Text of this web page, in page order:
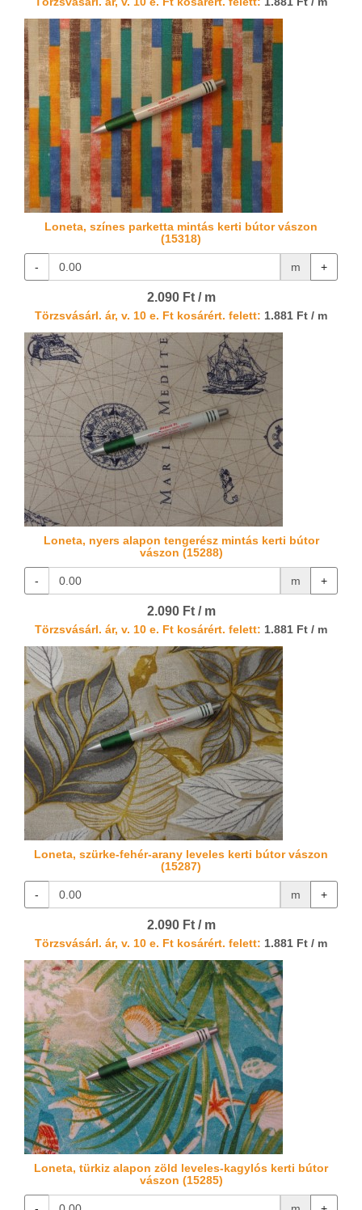
Loneta, színes parketta mintás kerti bútor vászon
(15318)
- m +
2.090 Ft / m
Törzsvásárl. ár, v. 10 e. Ft kosárért. felett: 1.881 Ft / m
Loneta, nyers alapon tengerész mintás kerti bútor
vászon (15288)
- m +
2.090 Ft / m
Törzsvásárl. ár, v. 10 e. Ft kosárért. felett: 1.881 Ft / m
Loneta, szürke-fehér-arany leveles kerti bútor vászon
(15287)
- m +
2.090 Ft / m
Törzsvásárl. ár, v. 10 e. Ft kosárért. felett: 1.881 Ft / m
Loneta, türkiz alapon zöld leveles-kagylós kerti bútor
vászon (15285)